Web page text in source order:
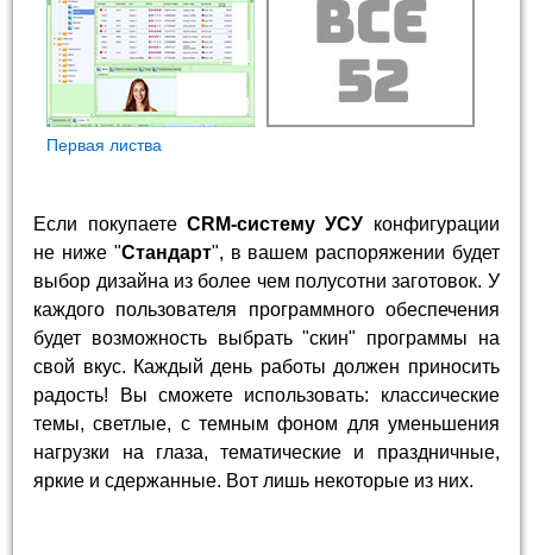
Первая листва
Если покупаете CRM-систему УСУ конфигурации
не ниже "Стандарт", в вашем распоряжении будет
выбор дизайна из более чем полусотни заготовок. У
каждого пользователя программного обеспечения
будет возможность выбрать "скин" программы на
свой вкус. Каждый день работы должен приносить
радость! Вы сможете использовать: классические
темы, светлые, с темным фоном для уменьшения
нагрузки на глаза, тематические и праздничные,
яркие и сдержанные. Вот лишь некоторые из них.